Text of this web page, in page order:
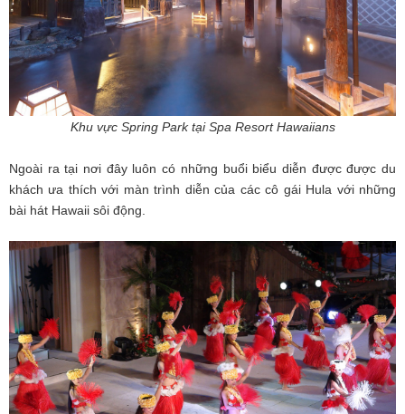
Khu vực Spring Park tại Spa Resort Hawaiians
Ngoài ra tại nơi đây luôn có những buổi biểu diễn được được du
khách ưa thích với màn trình diễn của các cô gái Hula với những
bài hát Hawaii sôi động.